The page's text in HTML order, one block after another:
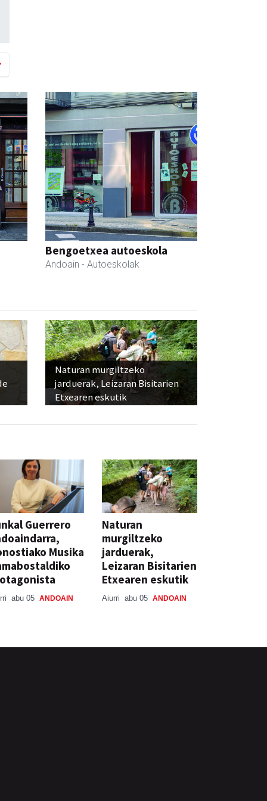
Bengoetxea autoeskola
Andoain - Autoeskolak
Naturan murgiltzeko
jarduerak, Leizaran Bisitarien
Etxearen eskutik
Guerrero
Musika
abu 05 ANDOAIN
Naturan
murgiltzeko
jarduerak,
Leizaran Bisitarien
Etxearen eskutik
Aiurri abu 05 ANDOAIN